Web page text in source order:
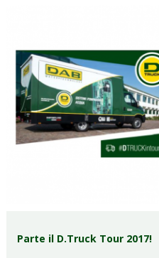
Parte il D.Truck Tour 2017!